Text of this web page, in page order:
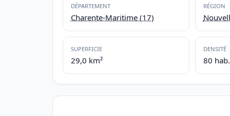
DÉPARTEMENT
Charente-Maritime (17)
RÉGION
SUPERFICIE
29,0 km²
DENSITÉ
80